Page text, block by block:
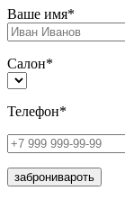
Ваше имя*
Салон*
Телефон*